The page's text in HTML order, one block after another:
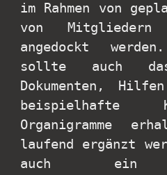
im Rahmen von
von Mitgliedern
angedockt
sollte auch
Dokumenten,
beispielhafte
Organigramme
laufend ergänzt
auch ein